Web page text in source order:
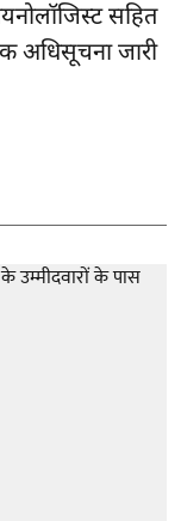
सहित
अधिसूचना जारी